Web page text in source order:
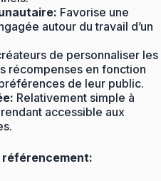
Favorise une
autour du travail d’un
de personnaliser les
récompenses en fonction
de leur public.
Relativement simple à
accessible aux